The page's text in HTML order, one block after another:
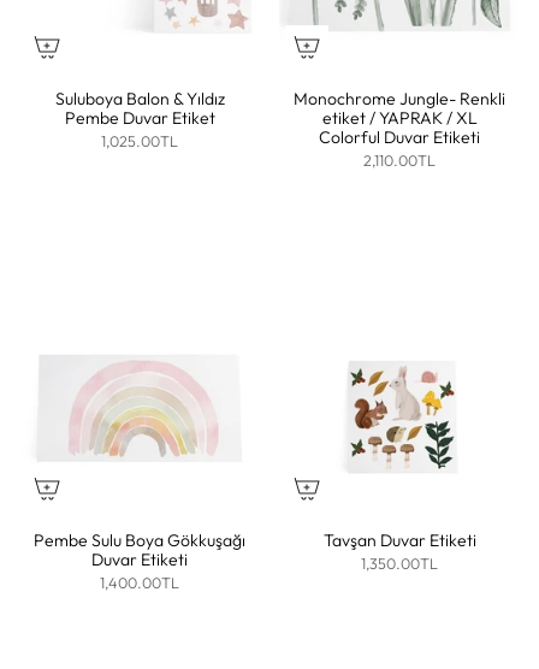
Suluboya Balon & Yıldız
Pembe Duvar Etiket
1,025.00TL
Monochrome Jungle- Renkli
etiket / YAPRAK / XL
Colorful Duvar Etiketi
2,110.00TL
Pembe Sulu Boya Gökkuşağı
Duvar Etiketi
1,400.00TL
Tavşan Duvar Etiketi
1,350.00TL